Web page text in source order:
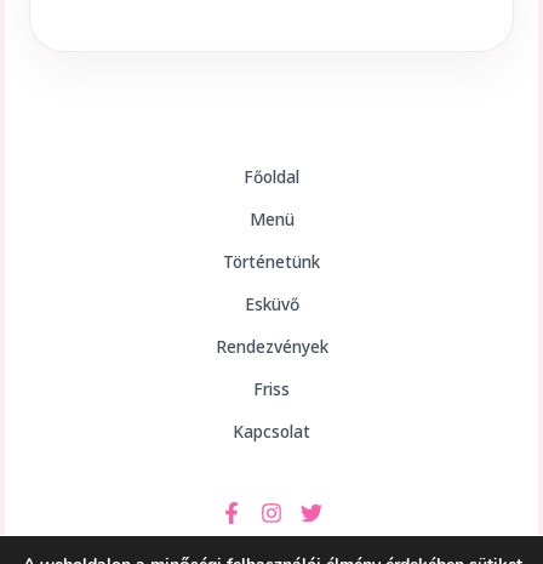
Főoldal
Menü
Történetünk
Esküvő
Rendezvények
Friss
Kapcsolat